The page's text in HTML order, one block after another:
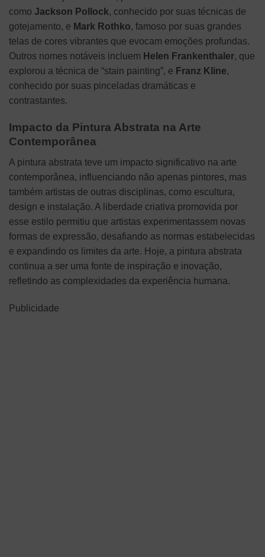
como Jackson Pollock, conhecido por suas técnicas de
gotejamento, e Mark Rothko, famoso por suas grandes
telas de cores vibrantes que evocam emoções profundas.
Outros nomes notáveis incluem Helen Frankenthaler, que
explorou a técnica de “stain painting”, e Franz Kline,
conhecido por suas pinceladas dramáticas e
contrastantes.
Impacto da Pintura Abstrata na Arte
Contemporânea
A pintura abstrata teve um impacto significativo na arte
contemporânea, influenciando não apenas pintores, mas
também artistas de outras disciplinas, como escultura,
design e instalação. A liberdade criativa promovida por
esse estilo permitiu que artistas experimentassem novas
formas de expressão, desafiando as normas estabelecidas
e expandindo os limites da arte. Hoje, a pintura abstrata
continua a ser uma fonte de inspiração e inovação,
refletindo as complexidades da experiência humana.
Publicidade